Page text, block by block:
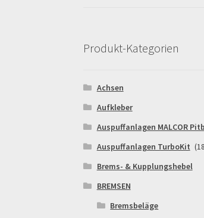
Rennserien-Veranstalter
Produkt-Kategorien
Achsen
Aufkleber
Auspuffanlagen MALCOR
Auspuffanlagen TurboKit
Brems- & Kupplungshebel
BREMSEN
Bremsbeläge